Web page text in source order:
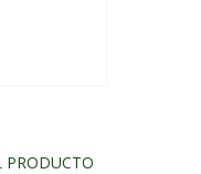
PRODUCTO